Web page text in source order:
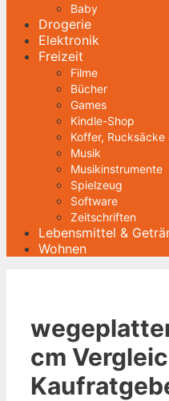
Baby
Drogerie
Elektronik
Freizeit
Filme
Bücher
Games
Kindle-Shop
Koffer, Rucksäcke
Musik
Musikinstrumente
Spielzeug
Software
Zeitschriften
Lebensmittel &
Wohnen
cm